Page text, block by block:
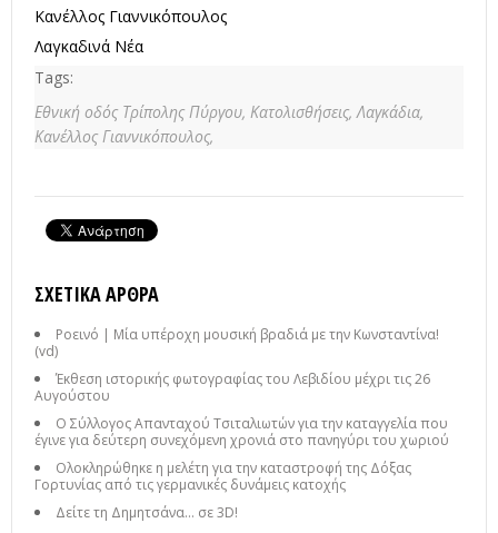
Κανέλλος Γιαννικόπουλος
Λαγκαδινά Νέα
Tags:
Εθνική οδός Τρίπολης Πύργου, Κατολισθήσεις,Λαγκάδια,
Κανέλλος Γιαννικόπουλος,
ΣΧΕΤΙΚΆ ΆΡΘΡΑ
Ροεινό | Μία υπέροχη μουσική βραδιά με την Κωνσταντίνα!
(vd)
Έκθεση ιστορικής φωτογραφίας του Λεβιδίου μέχρι τις 26
Αυγούστου
Ο Σύλλογος Απανταχού Τσιταλιωτών για την καταγγελία που
έγινε για δεύτερη συνεχόμενη χρονιά στο πανηγύρι του χωριού
Ολοκληρώθηκε η μελέτη για την καταστροφή της Δόξας
Γορτυνίας από τις γερμανικές δυνάμεις κατοχής
Δείτε τη Δημητσάνα… σε 3D!